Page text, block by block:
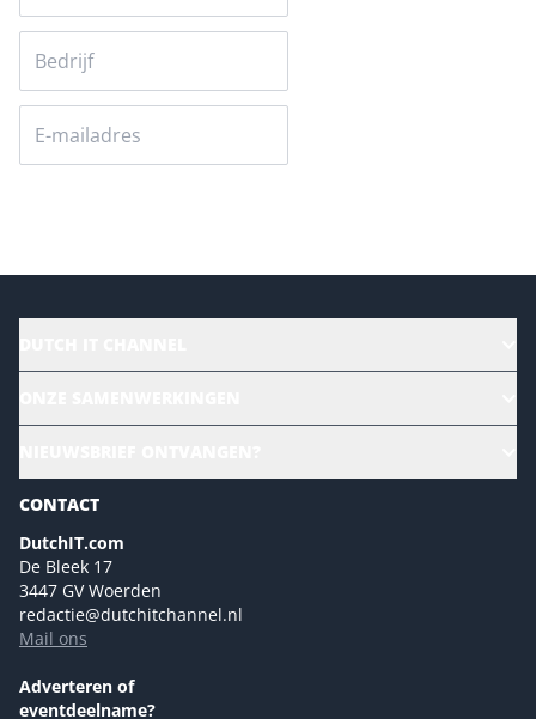
Magazines
Marketingmogelijkheden 2026
Eventmogelijkheden 2026
Advertising opportunities 2026 ENG
Event opportunities 2026 ENG
NL Digital
Versturen
CONTACT
DutchIT.com
De Bleek 17
3447 GV Woerden
redactie@dutchitchannel.nl
Mail ons
Adverteren of
eventdeelname?